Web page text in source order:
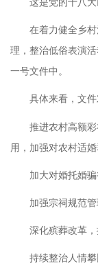
这是党的十八大
在着力健全乡
理，整治低俗表演
一号文件中。
具体来看，文
推进农村高额
用，加强对农村适
加大对婚托婚
加强宗祠规范管
深化殡葬改革，
持续整治人情